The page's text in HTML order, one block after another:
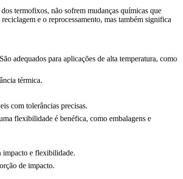
termofixos, não sofrem mudanças químicas que
e o reprocessamento, mas também significa
adequados para aplicações de alta temperatura, como
térmica.
com tolerâncias precisas.
flexibilidade é benéfica, como embalagens e
impacto e flexibilidade.
de impacto.